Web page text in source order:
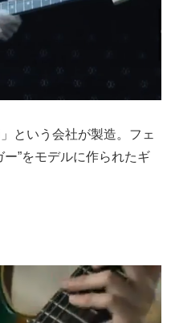
という会社が製造。フェ
”をモデルに作られたギ